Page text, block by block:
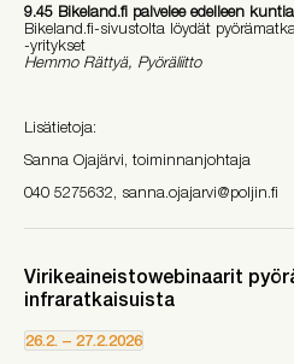
9.45 Bikeland.fi palvelee edelleen
Bikeland.fi-sivustolta löydät
-yritykset
Hemmo Rättyä, Pyöräliitto
Lisätietoja:
Sanna Ojajärvi, toiminnanjohtaja
040 5275632, sanna.ojajarvi@poljin.fi
Virikeaineistowebinaarit
infraratkaisuista
26.2. – 27.2.2026